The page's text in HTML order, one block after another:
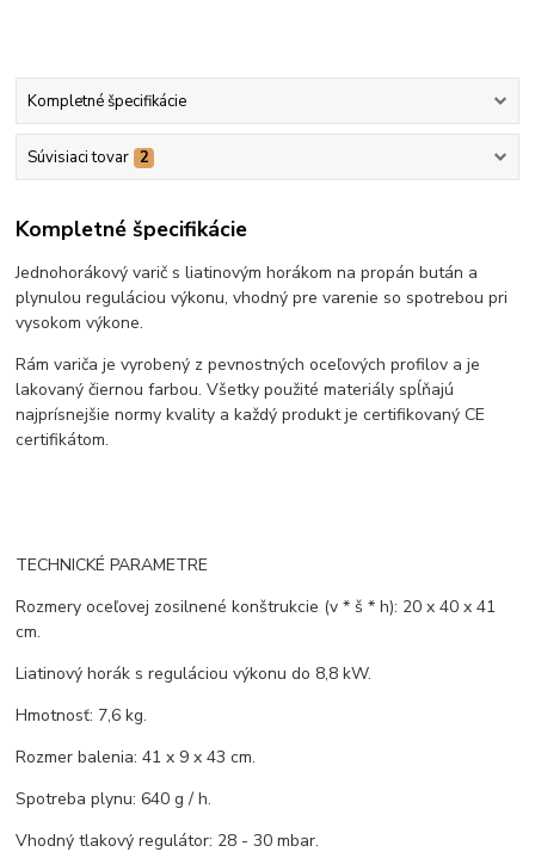
Kompletné špecifikácie
Súvisiaci tovar 2
Kompletné špecifikácie
Jednohorákový varič s liatinovým horákom na propán bután a
plynulou reguláciou výkonu, vhodný pre varenie so spotrebou pri
vysokom výkone.
Rám variča je vyrobený z pevnostných oceľových profilov a je
lakovaný čiernou farbou. Všetky použité materiály spĺňajú
najprísnejšie normy kvality a každý produkt je certifikovaný CE
certifikátom.
TECHNICKÉ PARAMETRE
Rozmery oceľovej zosilnené konštrukcie (v * š * h): 20 x 40 x 41
cm.
Liatinový horák s reguláciou výkonu do 8,8 kW.
Hmotnosť: 7,6 kg.
Rozmer balenia: 41 x 9 x 43 cm.
Spotreba plynu: 640 g / h.
Vhodný tlakový regulátor: 28 - 30 mbar.